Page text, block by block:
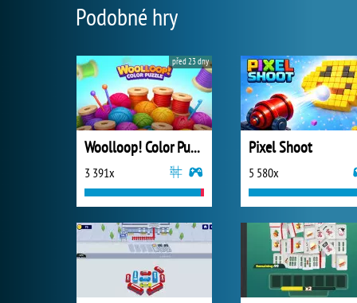
Podobné hry
Woolloop! Color Puzzle
3 391x
před 23 dny
Pixel Shoot
5 580x